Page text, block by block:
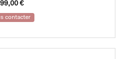
€
contacter